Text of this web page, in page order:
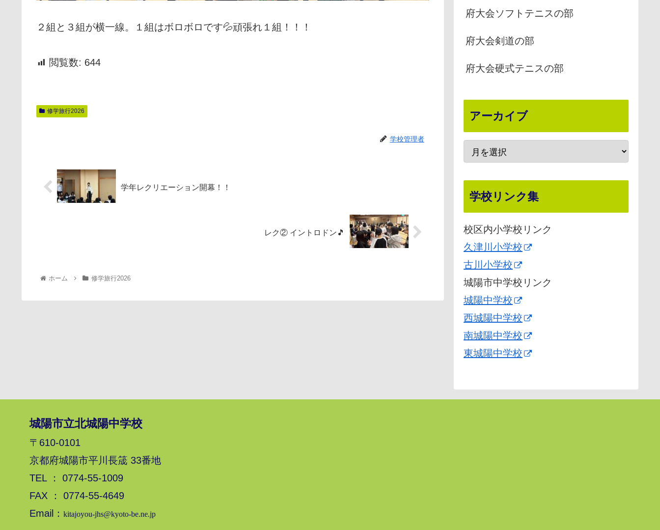
２組と３組が横一線。１組はボロボロです💦頑張れ１組！！！
閲覧数: 644
修学旅行2026
学校管理者
学年レクリエーション開幕！！
レク② イントロドン🎵
ホーム 修学旅行2026
府大会ソフトテニスの部
府大会剣道の部
府大会硬式テニスの部
アーカイブ
学校リンク集
校区内小学校リンク
久津川小学校
古川小学校
城陽市中学校リンク
城陽中学校
西城陽中学校
南城陽中学校
東城陽中学校
城陽市立北城陽中学校
〒610-0101
京都府城陽市平川長筬 33番地
TEL ： 0774-55-1009
FAX ： 0774-55-4649
Email： kitajoyou-jhs@kyoto-be.ne.jp